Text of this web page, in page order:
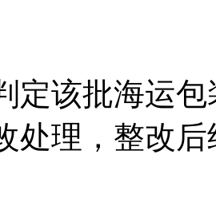
定该批海运
处理，整改